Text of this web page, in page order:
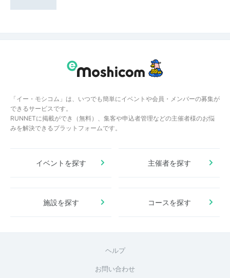
「イー・モシコム」は、いつでも簡単にイベントや会員・メンバーの募集が
できるサービスです。
RUNNETに掲載ができ（無料）、集客や申込者管理などの主催者様のお悩
みを解決できるプラットフォームです。
イベントを探す 主催者を探す
施設を探す コースを探す
ヘルプ
お問い合わせ